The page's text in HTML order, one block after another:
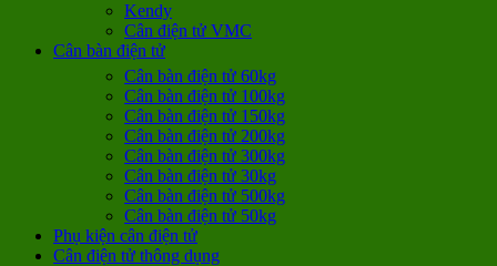
Kendy
Cân điện tử VMC
Cân bàn điện tử
Cân bàn điện tử 60kg
Cân bàn điện tử 100kg
Cân bàn điện tử 150kg
Cân bàn điện tử 200kg
Cân bàn điện tử 300kg
Cân bàn điện tử 30kg
Cân bàn điện tử 500kg
Cân bàn điện tử 50kg
Phụ kiện cân điện tử
Cân điện tử thông dụng